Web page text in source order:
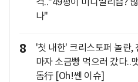
나"
8
'첫 내한' 크리스토퍼 놀란,
마자 소금빵 먹으러 갔다..
돔行 [Oh!쎈 이슈]